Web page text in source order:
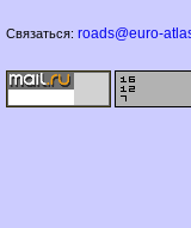
Связаться: roads@euro-